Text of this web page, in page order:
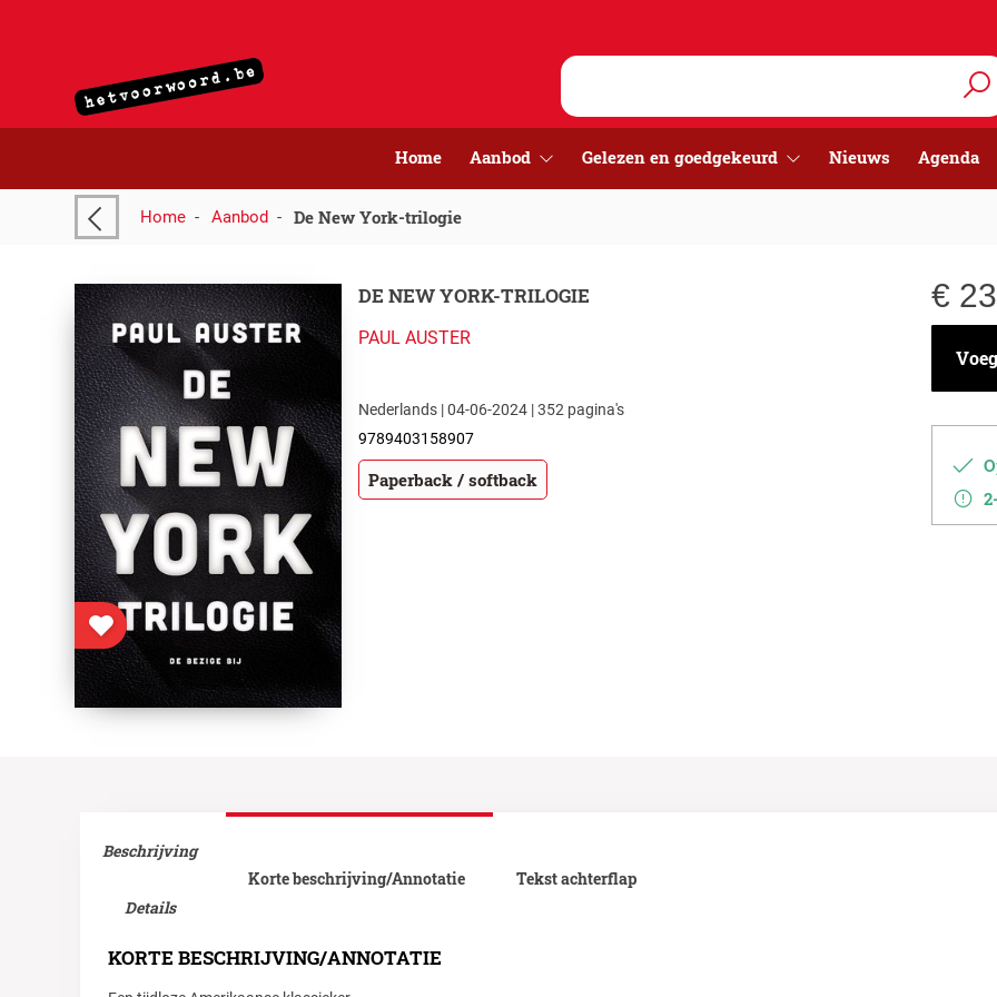
Home Aanbod Gelezen en goedgekeurd Nieuws Agenda
Home - Aanbod - De New York-trilogie
DE NEW YORK-TRILOGIE
PAUL AUSTER
Nederlands | 04-06-2024 | 352 pagina's
9789403158907
Paperback / softback
€
Korte beschrijving/Annotatie
KORTE BESCHRIJVING/ANNOTATIE
Tekst achterflap
Beschrijving
Details